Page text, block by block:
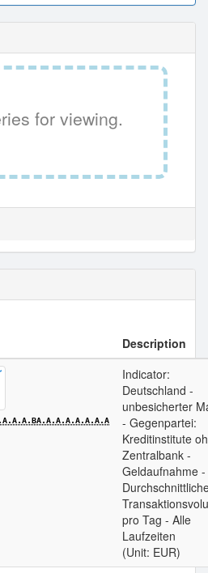
for viewing.
Description
Indicator:
Deutschland -
unbesicherter
- Gegenpartei:
Kreditinstitute
Zentralbank -
Geldaufnahme -
pro Tag - Alle
Laufzeiten
(Unit: EUR)